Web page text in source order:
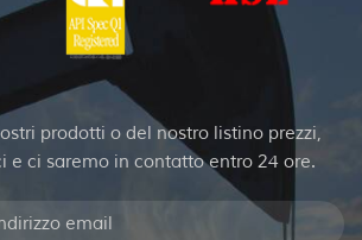
prodotti o del nostro listino prezzi,
e ci saremo in contatto entro 24 ore.